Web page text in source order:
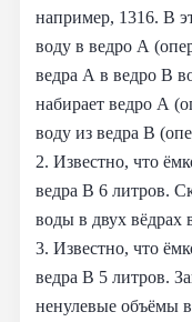
например, 1316. В
воду в ведро A
ведра A в ведро B
набирает ведро A
воду из ведра B
2. Известно, что
ведра B 6 литров.
воды в двух вёдрах
3. Известно, что
ведра B 5 литров.
ненулевые объёмы